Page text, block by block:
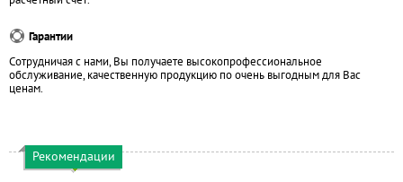
Гарантии
Сотрудничая с нами, Вы получаете высокопрофессиональное
обслуживание, качественную продукцию по очень выгодным для Вас
ценам.
Рекомендации